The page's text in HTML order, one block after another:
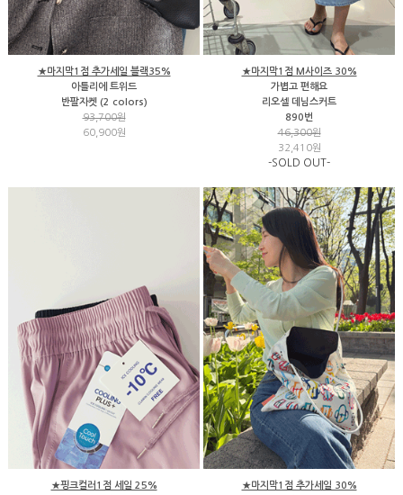
★마지막1점 추가세일 블랙35%
아틀리에 트위드
반팔자켓 (2 colors)
93,700원
60,900원
★마지막1점 M사이즈 30%
가볍고 편해요
리오셀 데님스커트
890번
46,300원
32,410원
-SOLD OUT-
★핑크컬러1점 세일 25%
★마지막1점 추가세일 30%